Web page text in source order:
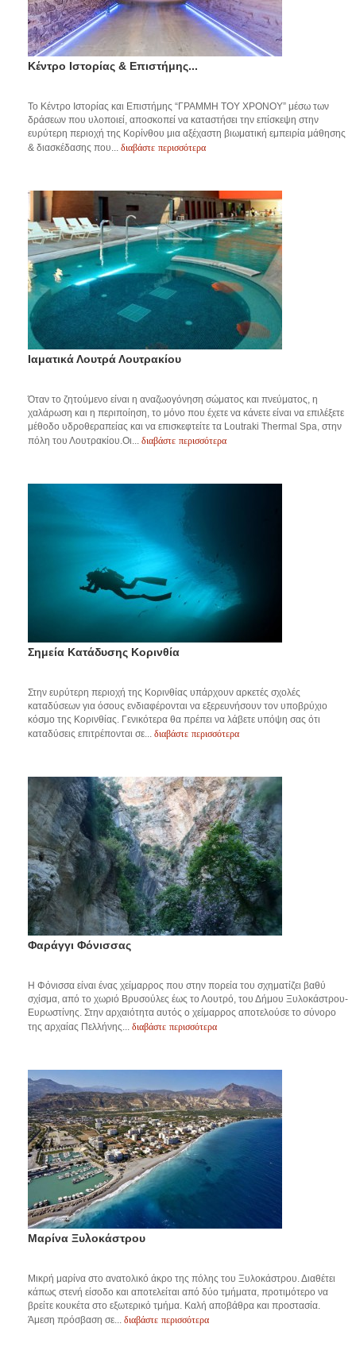
Κέντρο Ιστορίας & Επιστήμης...
Το Κέντρο Ιστορίας και Επιστήμης “ΓΡΑΜΜΗ ΤΟΥ ΧΡΟΝΟΥ” μέσω των
δράσεων που υλοποιεί, αποσκοπεί να καταστήσει την επίσκεψη στην
ευρύτερη περιοχή της Κορίνθου μια αξέχαστη βιωματική εμπειρία μάθησης
& διασκέδασης που... διαβάστε περισσότερα
Ιαματικά Λουτρά Λουτρακίου
Όταν το ζητούμενο είναι η αναζωογόνηση σώματος και πνεύματος, η
χαλάρωση και η περιποίηση, το μόνο που έχετε να κάνετε είναι να επιλέξετε
μέθοδο υδροθεραπείας και να επισκεφτείτε τα Loutraki Thermal Spa, στην
πόλη του Λουτρακίου.Οι... διαβάστε περισσότερα
Σημεία Κατάδυσης Κορινθία
Στην ευρύτερη περιοχή της Κορινθίας υπάρχουν αρκετές σχολές
καταδύσεων για όσους ενδιαφέρονται να εξερευνήσουν τον υποβρύχιο
κόσμο της Κορινθίας. Γενικότερα θα πρέπει να λάβετε υπόψη σας ότι
καταδύσεις επιτρέπονται σε... διαβάστε περισσότερα
Φαράγγι Φόνισσας
Η Φόνισσα είναι ένας χείμαρρος που στην πορεία του σχηματίζει βαθύ
σχίσμα, από το χωριό Βρυσούλες έως το Λουτρό, του Δήμου Ξυλοκάστρου-
Ευρωστίνης. Στην αρχαιότητα αυτός ο χείμαρρος αποτελούσε το σύνορο
της αρχαίας Πελλήνης... διαβάστε περισσότερα
Μαρίνα Ξυλοκάστρου
Μικρή μαρίνα στο ανατολικό άκρο της πόλης του Ξυλοκάστρου. Διαθέτει
κάπως στενή είσοδο και αποτελείται από δύο τμήματα, προτιμότερο να
βρείτε κουκέτα στο εξωτερικό τμήμα. Καλή αποβάθρα και προστασία.
Άμεση πρόσβαση σε... διαβάστε περισσότερα